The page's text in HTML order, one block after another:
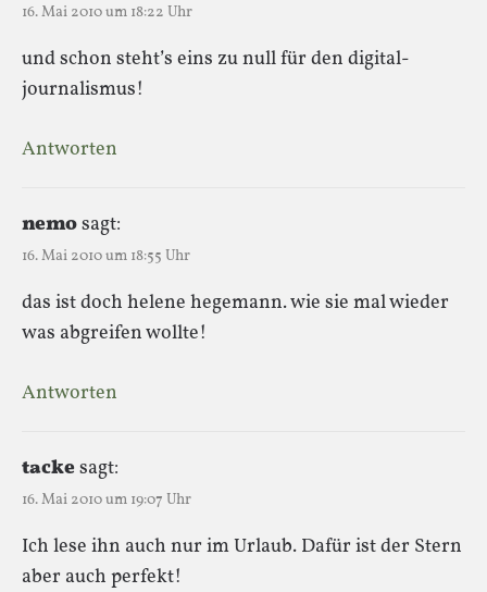
16. Mai 2010 um 18:22 Uhr
und schon steht’s eins zu null für den digital-
journalismus!
Antworten
nemosagt:
16. Mai 2010 um 18:55 Uhr
das ist doch helene hegemann. wie sie mal wieder
was abgreifen wollte!
Antworten
tackesagt:
16. Mai 2010 um 19:07 Uhr
Ich lese ihn auch nur im Urlaub. Dafür ist der Stern
aber auch perfekt!